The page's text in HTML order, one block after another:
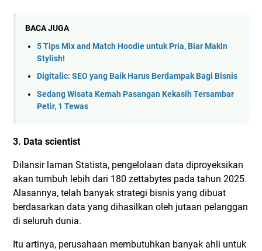
BACA JUGA
5 Tips Mix and Match Hoodie untuk Pria, Biar Makin
Stylish!
Digitalic: SEO yang Baik Harus Berdampak Bagi Bisnis
Sedang Wisata Kemah Pasangan Kekasih Tersambar
Petir, 1 Tewas
3. Data scientist
Dilansir laman Statista, pengelolaan data diproyeksikan
akan tumbuh lebih dari 180 zettabytes pada tahun 2025.
Alasannya, telah banyak strategi bisnis yang dibuat
berdasarkan data yang dihasilkan oleh jutaan pelanggan
di seluruh dunia.
Itu artinya, perusahaan membutuhkan banyak ahli untuk